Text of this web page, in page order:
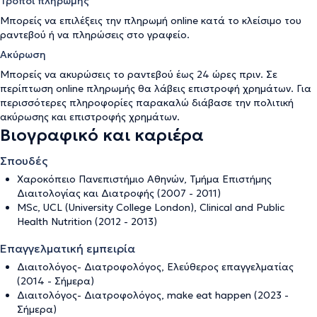
Μπορείς να επιλέξεις την πληρωμή online κατά το κλείσιμο του
ραντεβού ή να πληρώσεις στο γραφείο.
Ακύρωση
Μπορείς να ακυρώσεις το ραντεβού έως 24 ώρες πριν. Σε
περίπτωση online πληρωμής θα λάβεις επιστροφή χρημάτων. Για
περισσότερες πληροφορίες παρακαλώ διάβασε την πολιτική
ακύρωσης και επιστροφής χρημάτων.
Βιογραφικό και καριέρα
Σπουδές
Χαροκόπειο Πανεπιστήμιο Αθηνών, Τμήμα Επιστήμης
Διαιτολογίας και Διατροφής (2007 - 2011)
MSc, UCL (University College London), Clinical and Public
Health Nutrition (2012 - 2013)
Επαγγελματική εμπειρία
Διαιτολόγος- Διατροφολόγος, Ελεύθερος επαγγελματίας
(2014 - Σήμερα)
Διαιτολόγος- Διατροφολόγος, make eat happen (2023 -
Σήμερα)